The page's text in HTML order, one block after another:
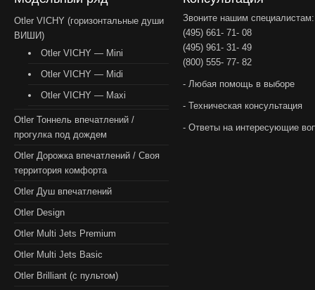
Otler VICHY (горизонтальные души
ВИШИ)
Otler VICHY — Mini
Otler VICHY — Midi
Otler VICHY — Maxi
Otler Тоннель впечатлений /
прогулка под дождем
Otler Дорожка впечатлений / Своя
территория комфорта
Otler Душ впечатлений
Otler Design
Otler Multi Jets Premium
Otler Multi Jets Basic
Otler Brilliant (с пультом)
Звоните нашим специалистам:
(495) 661- 71- 08
(495) 961- 31- 49
(800) 555- 77- 82
- Любая помощь в выборе
- Техническая консультация
- Ответы на интересующие